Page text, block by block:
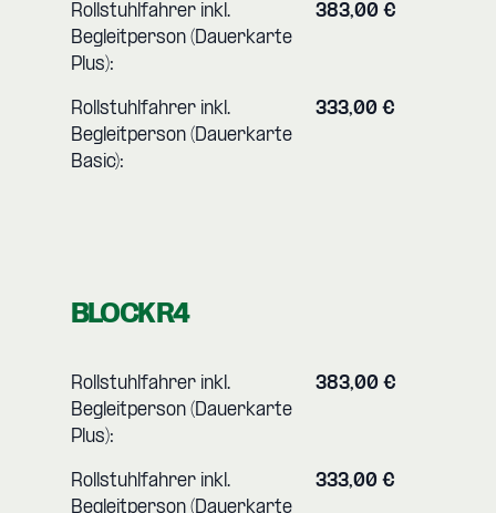
Rollstuhlfahrer inkl.
Begleitperson (Dauerkarte
Plus):
383,00 €
Rollstuhlfahrer inkl.
Begleitperson (Dauerkarte
Basic):
333,00 €
BLOCK R4
Rollstuhlfahrer inkl.
Begleitperson (Dauerkarte
Plus):
383,00 €
Rollstuhlfahrer inkl.
Begleitperson (Dauerkarte
333,00 €